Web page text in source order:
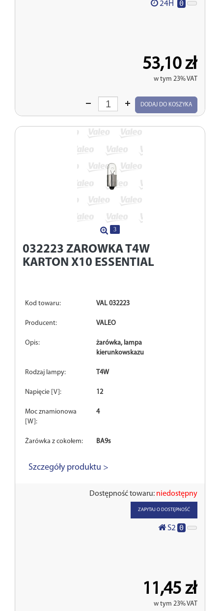
24H 0
53,10 zł
w tym 23% VAT
Wprowadź
DODAJ DO KOSZYKA
3
032223 ZAROWKA T4W
KARTON X10 ESSENTIAL
Kod towaru: VAL 032223
Producent: VALEO
Opis:
żarówka, lampa
kierunkowskazu
Rodzaj lampy: T4W
Napięcie [V]: 12
Moc znamionowa
[W]:
4
Żarówka z cokołem: BA9s
Szczegóły produktu >
Dostępność towaru: niedostępny
ZAPYTAJ O DOSTĘPNOŚĆ
S2 0
11,45 zł
w tym 23% VAT